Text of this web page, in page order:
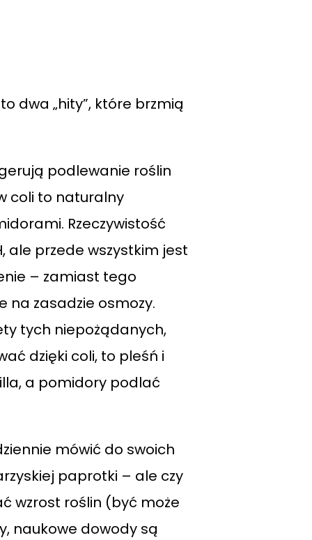
dwa „hity”, które brzmią
podlewanie roślin
coli to naturalny
Rzeczywistość
ale przede wszystkim jest
– zamiast tego
zasadzie osmozy.
tych niepożądanych,
dzięki coli, to pleśń i
a pomidory podlać
mówić do swoich
paprotki – ale czy
wzrost roślin (być może
naukowe dowody są